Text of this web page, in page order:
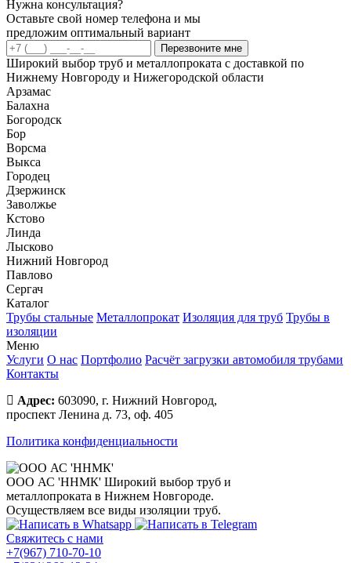
Нужна консультация?
Оставьте свой номер телефона и мы
предложим оптимальный вариант
Перезвоните мне
Широкий выбор труб и металлопроката с доставкой по
Нижнему Новгороду и Нижегородской области
Арзамас
Балахна
Богородск
Бор
Ворсма
Выкса
Городец
Дзержинск
Заволжье
Кстово
Линда
Лысково
Нижний Новгород
Павлово
Сергач
Каталог
Трубы стальные Металлопрокат Изоляция для труб Трубы в
изоляции
Меню
Услуги О нас Портфолио Расчёт загрузки автомобиля трубами
Контакты
Адрес: 603090, г. Нижний Новгород,
проспект Ленина д. 73, оф. 405
Политика конфиденциальности
ООО АС 'ННМК' Широкий выбор труб и
металлопроката в Нижнем Новгороде.
Осуществляем все виды изоляции труб.
Свяжитесь с нами
+7(967) 710-70-10